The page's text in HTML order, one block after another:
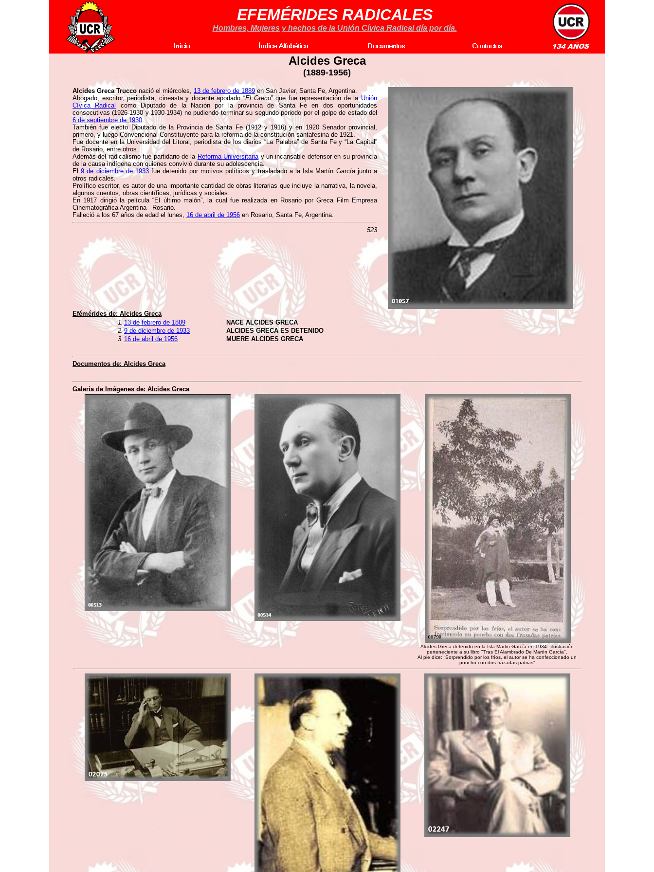
EFEMÉRIDES RADICALES
Hombres, Mujeres y hechos de la Unión Cívica Radical día por día.
Alcides Greca
(1889-1956)
Alcides Greca Trucco nació el miércoles, 13 de febrero de 1889en San Javier, Santa Fe, Argentina.
Abogado, escritor, periodista, cineasta y docente apodado “El Greco” que fue representación de laUnión
Cívica Radical
como Diputado de la Nación por la provincia de Santa Fe en dos oportunidades
consecutivas (1926-1930 y 1930-1934) no pudiendo terminar su segundo periodo por el golpe de estado del
6 de septiembre de 1930.
También fue electo Diputado de la Provincia de Santa Fe (1912 y 1916) y en 1920 Senador provincial,
primero, y luego Convencional Constituyente para la reforma de la constitución santafesina de 1921.
Fue docente en la Universidad del Litoral, periodista de los diarios “La Palabra” de Santa Fe y “La Capital”
de Rosario, entre otros.
Además del radicalismo fue partidario de la Reforma Universitariay un incansable defensor en su provincia
de la causa indígena con quienes convivió durante su adolescencia.
El9 de diciembre de 1933 fue detenido por motivos políticos y trasladado a la Isla Martín García junto a
otros radicales.
Prolífico escritor, es autor de una importante cantidad de obras literarias que incluye la narrativa, la novela,
algunos cuentos, obras científicas, jurídicas y sociales.
En 1917 dirigió la película “El último malón”, la cual fue realizada en Rosario por Greca Film Empresa
Cinematográfica Argentina - Rosario.
Falleció a los 67 años de edad el lunes, 16 de abril de 1956 en Rosario, Santa Fe, Argentina.
523
Efémérides de: Alcides Greca
1.13 de febrero de 1889
NACE ALCIDES GRECA
2.9 de diciembre de 1933
ALCIDES GRECA ES DETENIDO
3. 16 de abril de 1956 MUERE ALCIDES GRECA
Documentos de: Alcides Greca
Galería de Imágenes de: Alcides Greca
Alcides Greca detenido en la Isla Martin García en 1934 - ilustración
perteneciente a su libro "Tras El Alambrado De Martín García".
Al pie dice: “Sorprendido por los fríos, el autor se ha confeccionado un
poncho con dos frazadas patrias”